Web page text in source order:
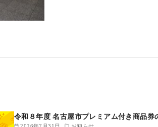
令和８年度 名古屋市プレミアム付き商品券